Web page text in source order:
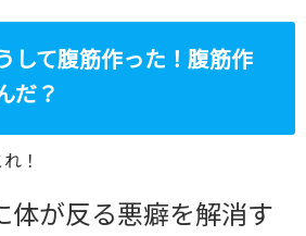
して腹筋作った！腹筋作
だ？
！
体が反る悪癖を解消す